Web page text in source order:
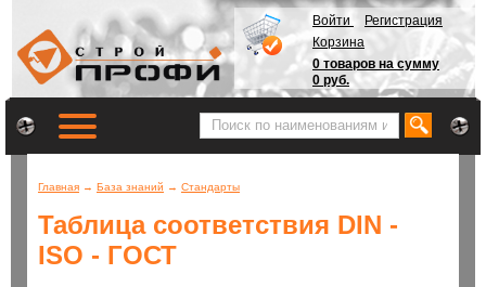
Войти
Регистрация
Корзина
0 товаров на сумму
0 руб.
Главная → База знаний → Стандарты
Таблица соответствия DIN -
ISO - ГОСТ